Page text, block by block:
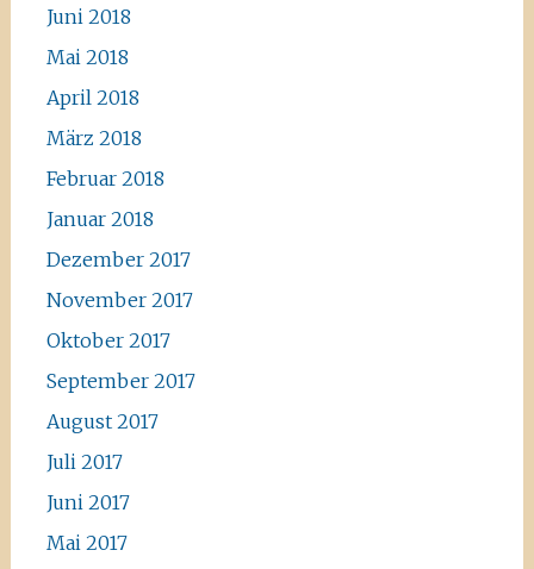
Juni 2018
Mai 2018
April 2018
März 2018
Februar 2018
Januar 2018
Dezember 2017
November 2017
Oktober 2017
September 2017
August 2017
Juli 2017
Juni 2017
Mai 2017